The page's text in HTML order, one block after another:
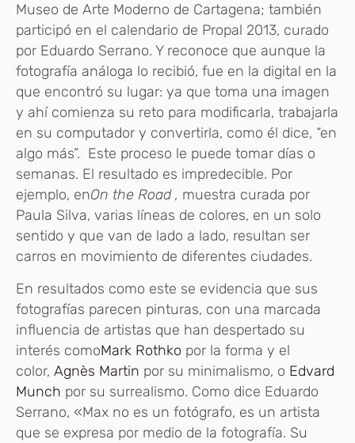
Museo de Arte Moderno de Cartagena; también
participó en el calendario de Propal 2013, curado
por Eduardo Serrano. Y reconoce que aunque la
fotografía análoga lo recibió, fue en la digital en la
que encontró su lugar: ya que toma una imagen
y ahí comienza su reto para modificarla, trabajarla
en su computador y convertirla, como él dice, “en
algo más”. Este proceso le puede tomar días o
semanas. El resultado es impredecible. Por
ejemplo, enOn the Road , muestra curada por
Paula Silva, varias líneas de colores, en un solo
sentido y que van de lado a lado, resultan ser
carros en movimiento de diferentes ciudades.
En resultados como este se evidencia que sus
fotografías parecen pinturas, con una marcada
influencia de artistas que han despertado su
interés comoMark Rothko por la forma y el
color, Agnès Martin por su minimalismo, o Edvard
Munch por su surrealismo. Como dice Eduardo
Serrano, «Max no es un fotógrafo, es un artista
que se expresa por medio de la fotografía. Su